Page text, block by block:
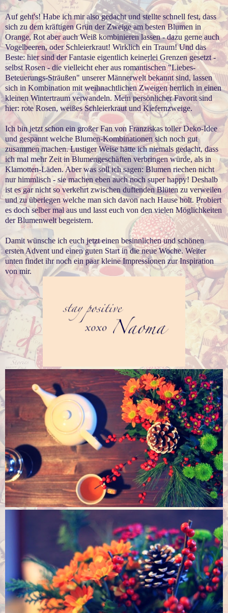
Auf geht's! Habe ich mir also gedacht und stellte schnell fest, dass
sich zu dem kräftigen Grün der Zweige am besten Blumen in
Orange, Rot aber auch Weiß kombinieren lassen - dazu gerne auch
Vogelbeeren, oder Schleierkraut! Wirklich ein Traum! Und das
Beste: hier sind der Fantasie eigentlich keinerlei Grenzen gesetzt -
selbst Rosen - die vielleicht eher aus romantischen "Liebes-
Beteuerungs-Sträußen" unserer Männerwelt bekannt sind, lassen
sich in Kombination mit weihnachtlichen Zweigen herrlich in einen
kleinen Wintertraum verwandeln. Mein persönlicher Favorit sind
hier: rote Rosen, weißes Schleierkraut und Kiefernzweige.
Ich bin jetzt schon ein großer Fan von Franziskas toller Deko-Idee
und gespannt welche Blumen-Kombinationen sich noch gut
zusammen machen. Lustiger Weise hätte ich niemals gedacht, dass
ich mal mehr Zeit in Blumengeschäften verbringen würde, als in
Klamotten-Läden. Aber was soll ich sagen: Blumen riechen nicht
nur himmlisch - sie machen eben auch noch super happy! Deshalb
ist es gar nicht so verkehrt zwischen duftenden Blüten zu verweilen
und zu überlegen welche man sich davon nach Hause holt. Probiert
es doch selber mal aus und lasst euch von den vielen Möglichkeiten
der Blumenwelt begeistern.
Damit wünsche ich euch jetzt einen besinnlichen und schönen
ersten Advent und einen guten Start in die neue Woche. Weiter
unten findet ihr noch ein paar kleine Impressionen zur Inspiration
von mir.